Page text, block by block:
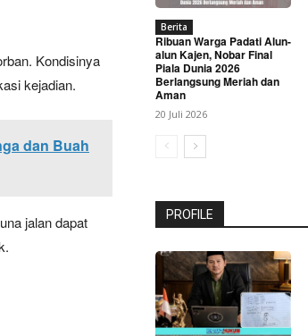
Kondisinya
kejadian.
dan Buah
jalan dapat
Berita
Ribuan Warga Padati Alun-
alun Kajen, Nobar Final
Piala Dunia 2026
Berlangsung Meriah dan
Aman
20 Juli 2026
PROFILE